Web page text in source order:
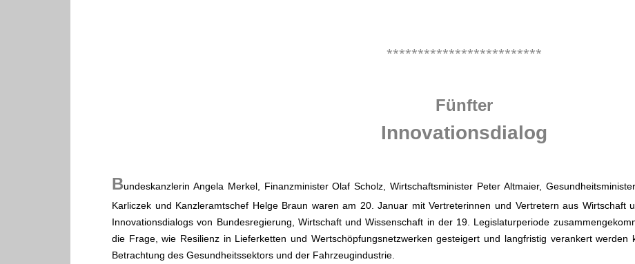
*************************
Fünfter
Innovationsdialog
Bundeskanzlerin Angela Merkel, Finanzminister Olaf Scholz, Wirtschaftsminister Peter Altmaier,
Karliczek und Kanzleramtschef Helge Braun waren am 20. Januar mit Vertreterinnen und Vertretern aus Wirtschaft
Innovationsdialogs von Bundesregierung, Wirtschaft und Wissenschaft in der 19. Legislaturperiode
die Frage, wie Resilienz in Lieferketten und Wertschöpfungsnetzwerken gesteigert und langfristig verankert
Betrachtung des Gesundheitssektors und der Fahrzeugindustrie.